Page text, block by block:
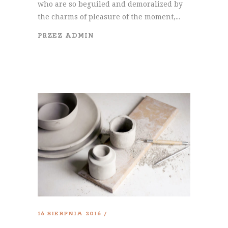
who are so beguiled and demoralized by
the charms of pleasure of the moment,...
PRZEZ ADMIN
16 SIERPNIA 2016